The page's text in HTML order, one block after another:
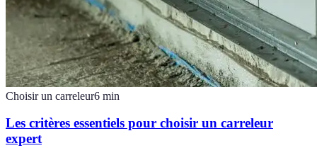
Choisir un carreleur6 min
Les critères essentiels pour choisir un carreleur
expert